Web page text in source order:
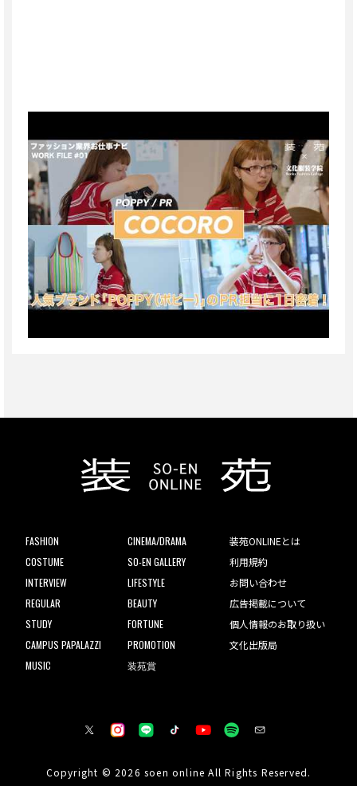
FASHION
COSTUME
INTERVIEW
REGULAR
STUDY
CAMPUS PAPALAZZI
MUSIC
CINEMA/DRAMA
SO-EN GALLERY
LIFESTYLE
BEAUTY
FORTUNE
PROMOTION
装苑賞
装苑ONLINEとは
利用規約
お問い合わせ
広告掲載について
個人情報のお取り扱い
文化出版局
Copyright © 2026 soen online All Rights Reserved.